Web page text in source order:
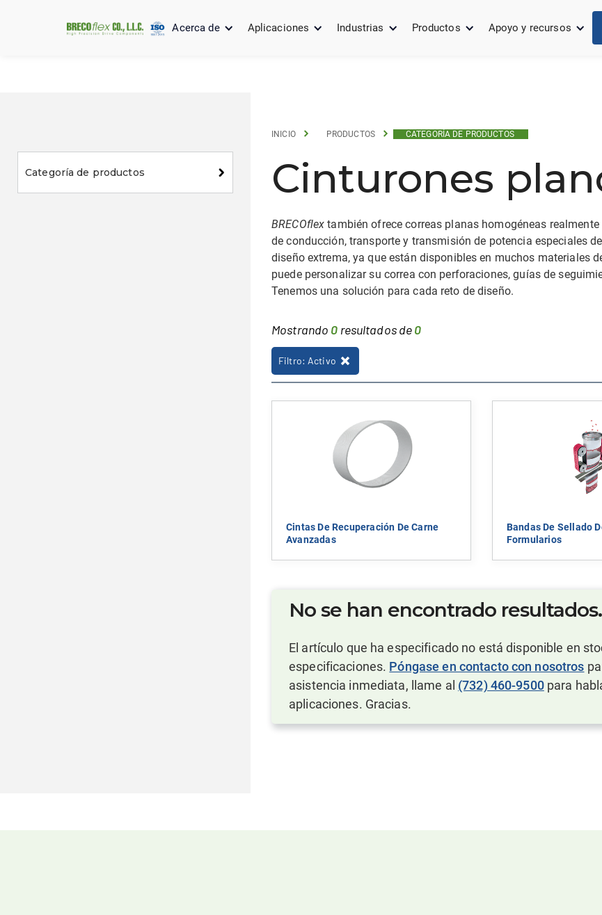
Acerca de Aplicaciones Industrias Productos Apoyo y recursos
Categoría de productos
INICIO PRODUCTOS CATEGORÍA DE PRODUCTOS
Cinturones
BRECOflex también ofrece correas planas homogéneas
de conducción, transporte y transmisión de potencia especiales
diseño extrema, ya que están disponibles en muchos materiales
puede personalizar su correa con perforaciones, guías de
Tenemos una solución para cada reto de diseño.
Mostrando 0 resultados de0
Filtro: Activo
Cintas De Recuperación De Carne
Avanzadas
Bandas De Sellado
Formularios
No se han encontrado resultados.
El artículo que ha especificado no está disponible en
especificaciones. Póngase en contacto con nosotros
asistencia inmediata, llame al (732) 460-9500para
aplicaciones. Gracias.